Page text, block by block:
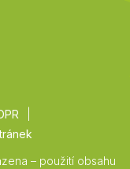
– použití obsahu